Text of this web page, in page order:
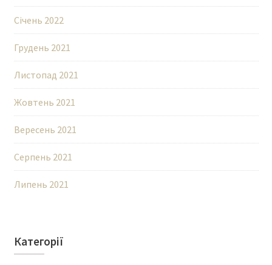
Січень 2022
Грудень 2021
Листопад 2021
Жовтень 2021
Вересень 2021
Серпень 2021
Липень 2021
Категорії